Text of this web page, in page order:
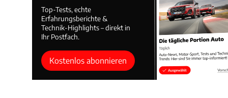
Top-Tests, echte
Erfahrungsberichte &
Technik-Highlights – direkt in
Ihr Postfach.
Kostenlos abonnieren